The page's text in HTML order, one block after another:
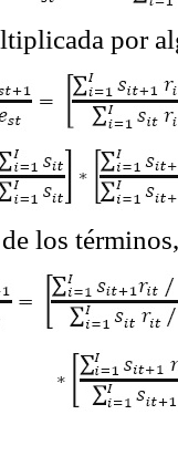
por
los